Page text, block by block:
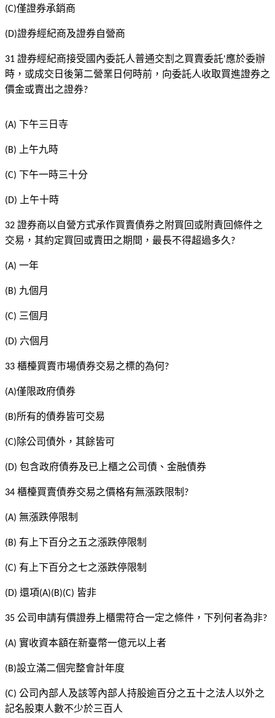
(C)僅證券承銷商
(D)證券經紀商及證券自營商
31 證券經紀商接受國內委託人普通交割之買賣委託'應於委辦
時，或成交日後第二營業日何時前，向委託人收取買進證券之
價金或賣出之證券?
(A) 下午三日寺
(B) 上午九時
(C) 下午一時三十分
(D) 上午十時
32 證券商以自營方式承作買賣債券之附買回或附責回條件之
交易，其約定買回或賣田之期間，最長不得超過多久 ?
(A) 一年
(B) 九個月
(C) 三個月
(D) 六個月
33 櫃檯買賣市場債券交易之標的為何?
(A)僅限政府債券
(B)所有的債券皆可交易
(C)除公司債外，其餘皆可
(D) 包含政府債券及已上櫃之公司債、金融債券
34 櫃檯買賣債券交易之價格有無漲跌限制 ?
(A) 無漲跌停限制
(B) 有上下百分之五之漲跌停限制
(C) 有上下百分之七之漲跌停限制
(D) 還項(A)(B)(C) 皆非
35 公司申請有價證券上櫃需符合一定之條件，下列何者為非?
(A) 實收資本額在新臺幣一億元以上者
(B)設立滿二個完整會計年度
(C) 公司內部人及該等內部人持股逾百分之五十之法人以外之
記名股東人數不少於三百人